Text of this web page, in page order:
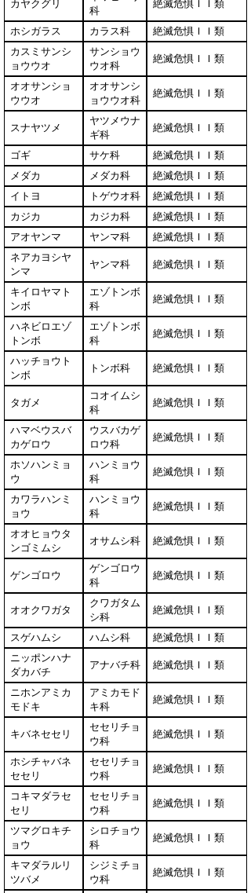
カヤクグリ
科
絶滅危惧ＩＩ類
ホシガラス カラス科
絶滅危惧ＩＩ類
カスミサンシ
ョウウオ
サンショウ
ウオ科
絶滅危惧ＩＩ類
オオサンショ
ウウオ
オオサンシ
ョウウオ科
絶滅危惧ＩＩ類
スナヤツメ
ヤツメウナ
ギ科
絶滅危惧ＩＩ類
ゴギ サケ科
絶滅危惧ＩＩ類
メダカ
メダカ科
絶滅危惧ＩＩ類
イトヨ
トゲウオ科
絶滅危惧ＩＩ類
カジカ
カジカ科
絶滅危惧ＩＩ類
アオヤンマ
ヤンマ科
絶滅危惧ＩＩ類
ネアカヨシヤ
ンマ
ヤンマ科 絶滅危惧ＩＩ類
キイロヤマト
ンボ
エゾトンボ
科
絶滅危惧ＩＩ類
ハネビロエゾ
トンボ
エゾトンボ
科
絶滅危惧ＩＩ類
ハッチョウト
ンボ
トンボ科 絶滅危惧ＩＩ類
タガメ
コオイムシ
科
絶滅危惧ＩＩ類
ハマベウスバ
カゲロウ
ウスバカゲ
ロウ科
絶滅危惧ＩＩ類
ホソハンミョ
ウ
ハンミョウ
科
絶滅危惧ＩＩ類
カワラハンミ
ョウ
ハンミョウ
科
絶滅危惧ＩＩ類
オオヒョウタ
ンゴミムシ
オサムシ科 絶滅危惧ＩＩ類
ゲンゴロウ
ゲンゴロウ
科
絶滅危惧ＩＩ類
オオクワガタ
クワガタム
シ科
絶滅危惧ＩＩ類
スゲハムシ ハムシ科
絶滅危惧ＩＩ類
ニッポンハナ
ダカバチ
アナバチ科 絶滅危惧ＩＩ類
ニホンアミカ
モドキ
アミカモド
キ科
絶滅危惧ＩＩ類
キバネセセリ
セセリチョ
ウ科
絶滅危惧ＩＩ類
ホシチャバネ
セセリ
セセリチョ
ウ科
絶滅危惧ＩＩ類
コキマダラセ
セリ
セセリチョ
ウ科
絶滅危惧ＩＩ類
ツマグロキチ
ョウ
シロチョウ
科
絶滅危惧ＩＩ類
キマダラルリ
ツバメ
シジミチョ
ウ科
絶滅危惧ＩＩ類